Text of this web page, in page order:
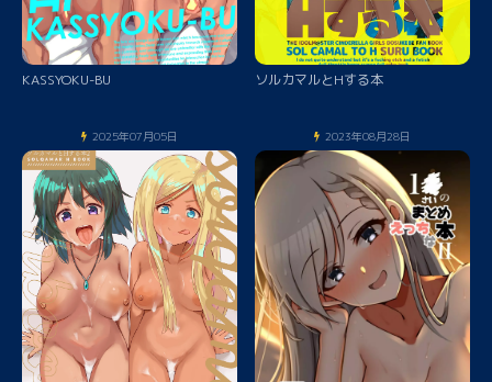
KASSYOKU-BU ソルカマルとHする本
2025年07月05日 2023年08月28日